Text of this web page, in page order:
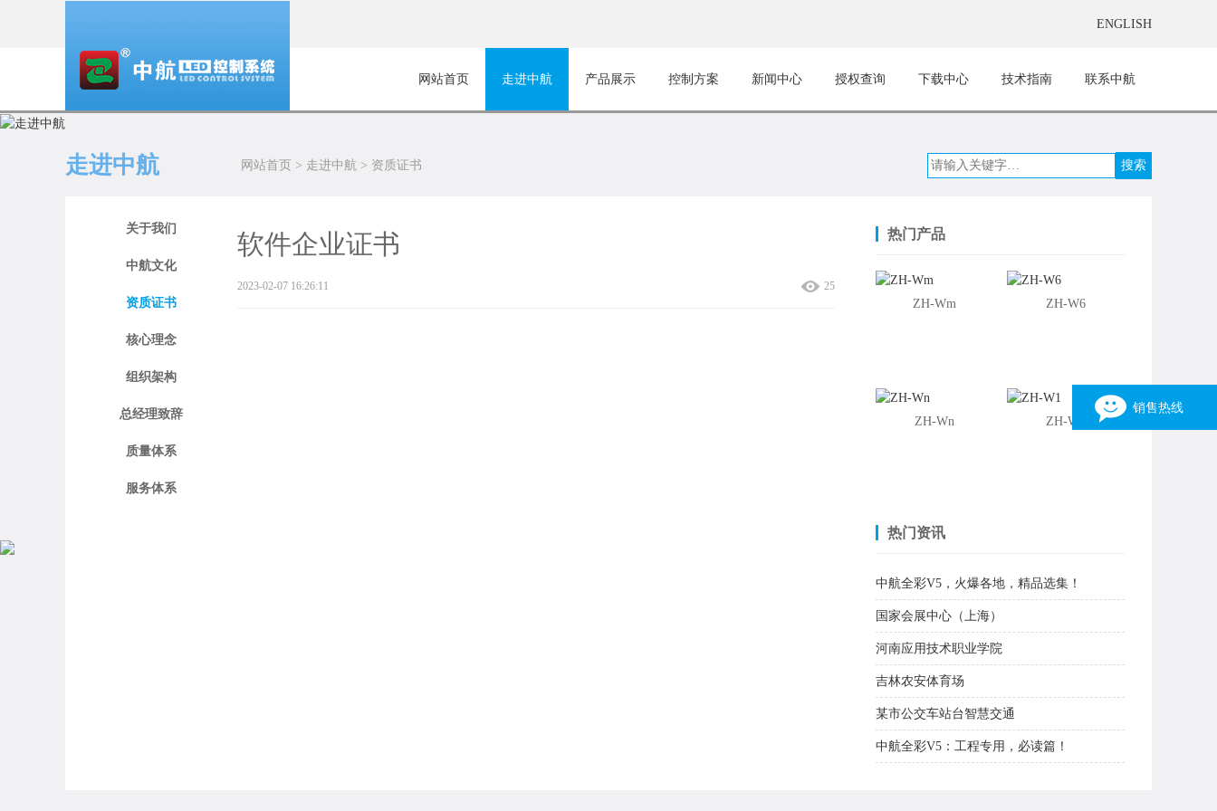
ENGLISH
网站首页 走进中航 产品展示 控制方案 新闻中心 授权查询 下载中心 技术指南 联系中航
走进中航 网站首页 > 走进中航 > 资质证书
关于我们
中航文化
资质证书
核心理念
组织架构
总经理致辞
质量体系
服务体系
软件企业证书
2023-02-07 16:26:11 25
热门产品
ZH-Wm ZH-W6
ZH-Wn ZH-W1
热门资讯
中航全彩V5，火爆各地，精品选集！
国家会展中心（上海）
河南应用技术职业学院
吉林农安体育场
某市公交车站台智慧交通
中航全彩V5：工程专用，必读篇！
销售热线
13523598372 张生
销售四部